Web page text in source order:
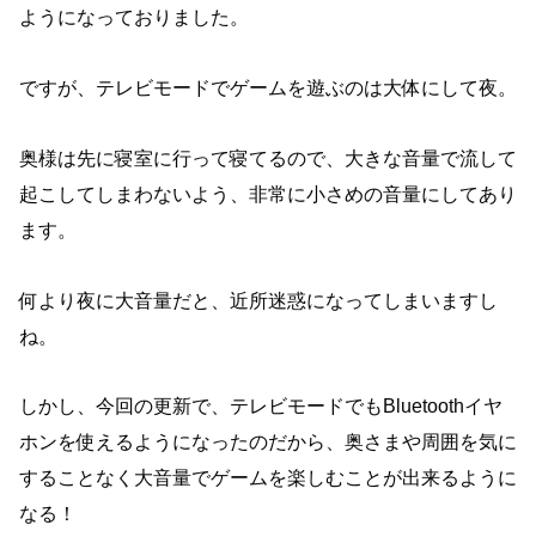
ようになっておりました。
ですが、テレビモードでゲームを遊ぶのは大体にして夜。
奥様は先に寝室に行って寝てるので、大きな音量で流して
起こしてしまわないよう、非常に小さめの音量にしてあり
ます。
何より夜に大音量だと、近所迷惑になってしまいますし
ね。
しかし、今回の更新で、テレビモードでもBluetoothイヤ
ホンを使えるようになったのだから、奥さまや周囲を気に
することなく大音量でゲームを楽しむことが出来るように
なる！